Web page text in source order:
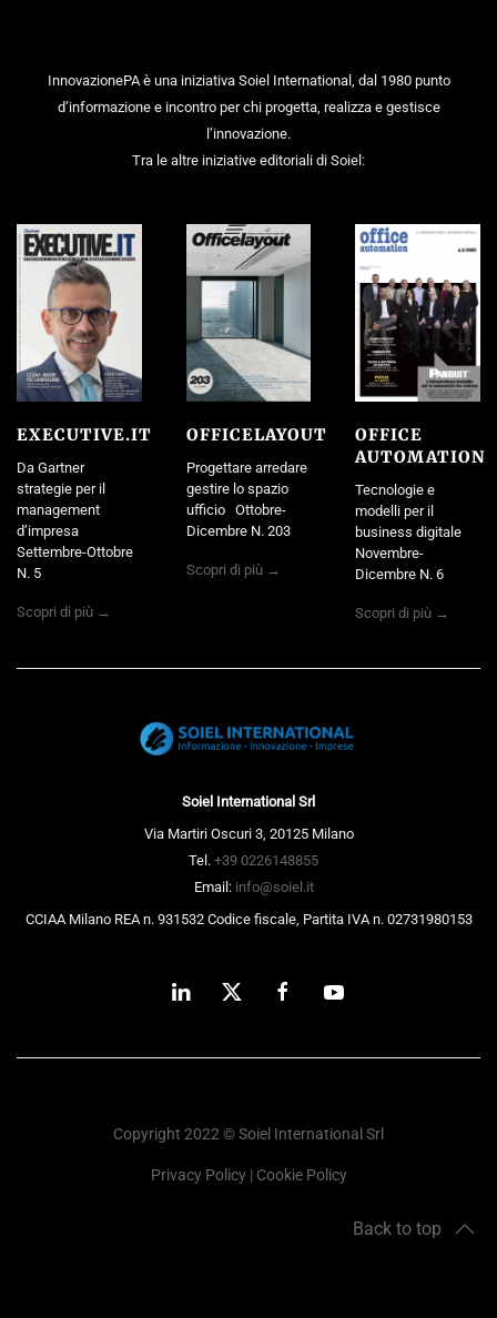
InnovazionePA è una iniziativa Soiel International, dal 1980 punto
d’informazione e incontro per chi progetta, realizza e gestisce
l’innovazione.
Tra le altre iniziative editoriali di Soiel:
EXECUTIVE.IT
Da Gartner
strategie per il
management
d’impresa
Settembre-Ottobre
N. 5
Scopri di più →
OFFICELAYOUT
Progettare arredare
gestire lo spazio
ufficio Ottobre-
Dicembre N. 203
Scopri di più →
OFFICE
AUTOMATION
Tecnologie e
modelli per il
business digitale
Novembre-
Dicembre N. 6
Scopri di più →
Soiel International Srl
Via Martiri Oscuri 3, 20125 Milano
Tel. +39 0226148855
Email: info@soiel.it
CCIAA Milano REA n. 931532 Codice fiscale, Partita IVA n. 02731980153
Copyright 2022 © Soiel International Srl
Privacy Policy| Cookie Policy
Back to top